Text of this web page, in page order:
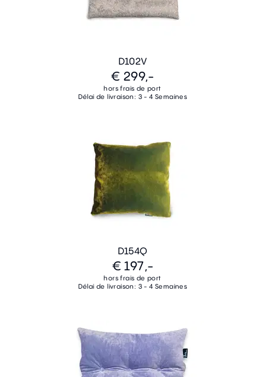
D102V
€ 299,-
hors frais de port
Délai de livraison: 3 - 4 Semaines
D154Q
€ 197,-
hors frais de port
Délai de livraison: 3 - 4 Semaines